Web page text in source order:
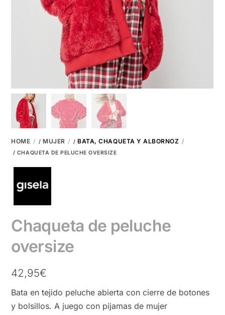
HOME / MUJER / BATA, CHAQUETA Y ALBORNOZ
/ CHAQUETA DE PELUCHE OVERSIZE
Chaqueta de peluche
oversize
42,95€
Bata en tejido peluche abierta con cierre de botones
y bolsillos. A juego con pijamas de mujer